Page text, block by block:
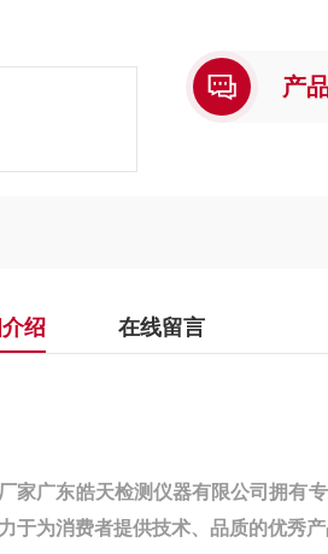
产
绍 在线留言
家广东皓天检测仪器有限公司拥有
于为消费者提供技术、品质的优秀产